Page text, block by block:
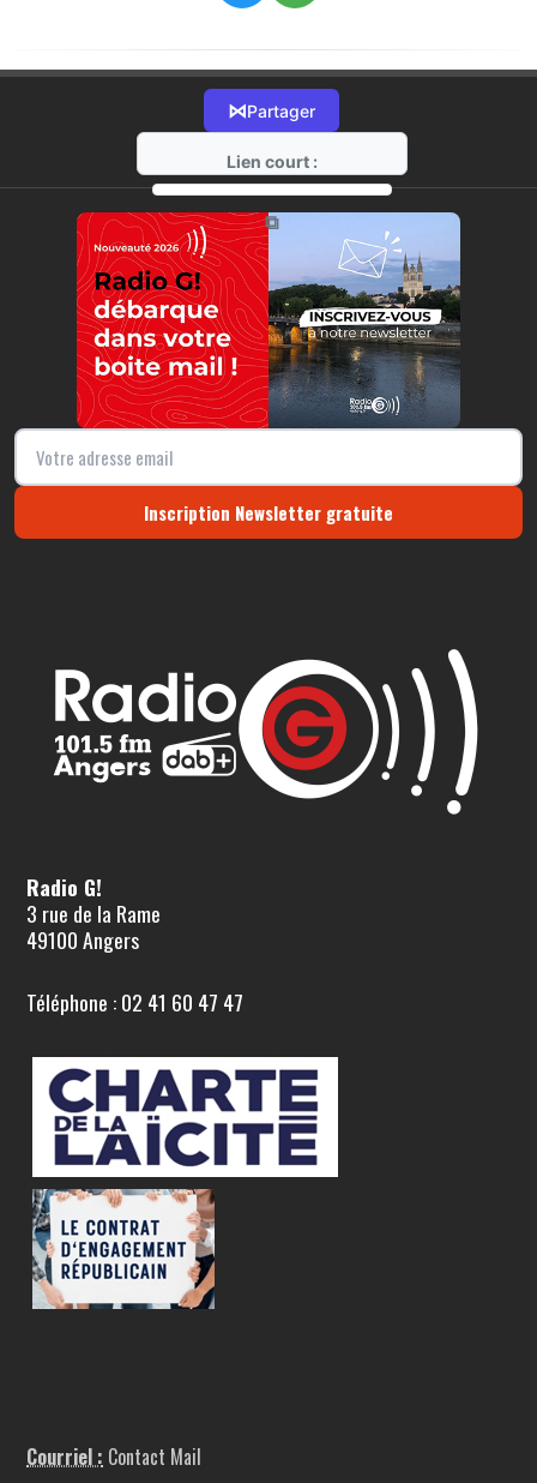
⋈Partager
Lien court :
https://radio-g.fr?11001
⧉
Inscription Newsletter gratuite
Radio G!
3 rue de la Rame
49100 Angers
Téléphone : 02 41 60 47 47
Courriel : Contact Mail